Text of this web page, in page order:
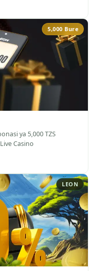
5,000 Bure
ya 5,000 TZS
kutumia kwenye michezo yote ya Sloti na Live Casino
LEON